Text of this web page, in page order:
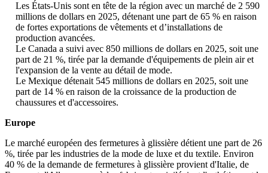
Les États-Unis sont en tête de la région avec un marché de 2 590
millions de dollars en 2025, détenant une part de 65 % en raison
de fortes exportations de vêtements et d’installations de
production avancées.
Le Canada a suivi avec 850 millions de dollars en 2025, soit une
part de 21 %, tirée par la demande d'équipements de plein air et
l'expansion de la vente au détail de mode.
Le Mexique détenait 545 millions de dollars en 2025, soit une
part de 14 % en raison de la croissance de la production de
chaussures et d'accessoires.
Europe
Le marché européen des fermetures à glissière détient une part de 26
%, tirée par les industries de la mode de luxe et du textile. Environ
40 % de la demande de fermetures à glissière provient d'Italie, de